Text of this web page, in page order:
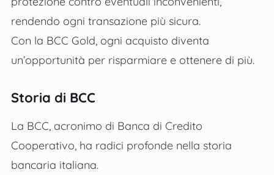
rendendo ogni transazione più sicura.
Con la BCC Gold, ogni acquisto diventa
un’opportunità per risparmiare e ottenere di più.
Storia di BCC
La BCC, acronimo di Banca di Credito
Cooperativo, ha radici profonde nella storia
bancaria italiana.